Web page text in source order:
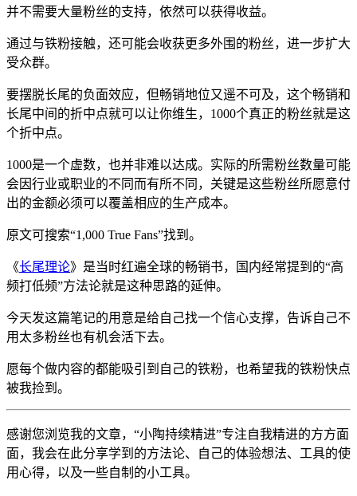
并不需要大量粉丝的支持，依然可以获得收益。
通过与铁粉接触，还可能会收获更多外围的粉丝，进一步扩大
受众群。
要摆脱长尾的负面效应，但畅销地位又遥不可及，这个畅销和
长尾中间的折中点就可以让你维生，1000个真正的粉丝就是这
个折中点。
1000是一个虚数，也并非难以达成。实际的所需粉丝数量可能
会因行业或职业的不同而有所不同，关键是这些粉丝所愿意付
出的金额必须可以覆盖相应的生产成本。
原文可搜索“1,000 True Fans”找到。
《长尾理论》是当时红遍全球的畅销书，国内经常提到的“高
频打低频”方法论就是这种思路的延伸。
今天发这篇笔记的用意是给自己找一个信心支撑，告诉自己不
用太多粉丝也有机会活下去。
愿每个做内容的都能吸引到自己的铁粉，也希望我的铁粉快点
被我捡到。
感谢您浏览我的文章，“小陶持续精进”专注自我精进的方方面
面，我会在此分享学到的方法论、自己的体验想法、工具的使
用心得，以及一些自制的小工具。